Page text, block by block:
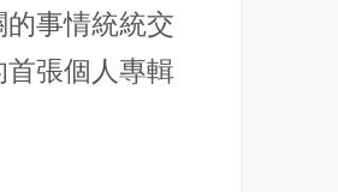
事情統統交
張個人專輯